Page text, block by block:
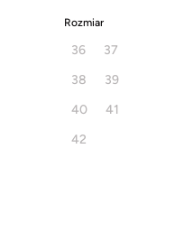
Rozmiar
36
37
38
39
40
41
42